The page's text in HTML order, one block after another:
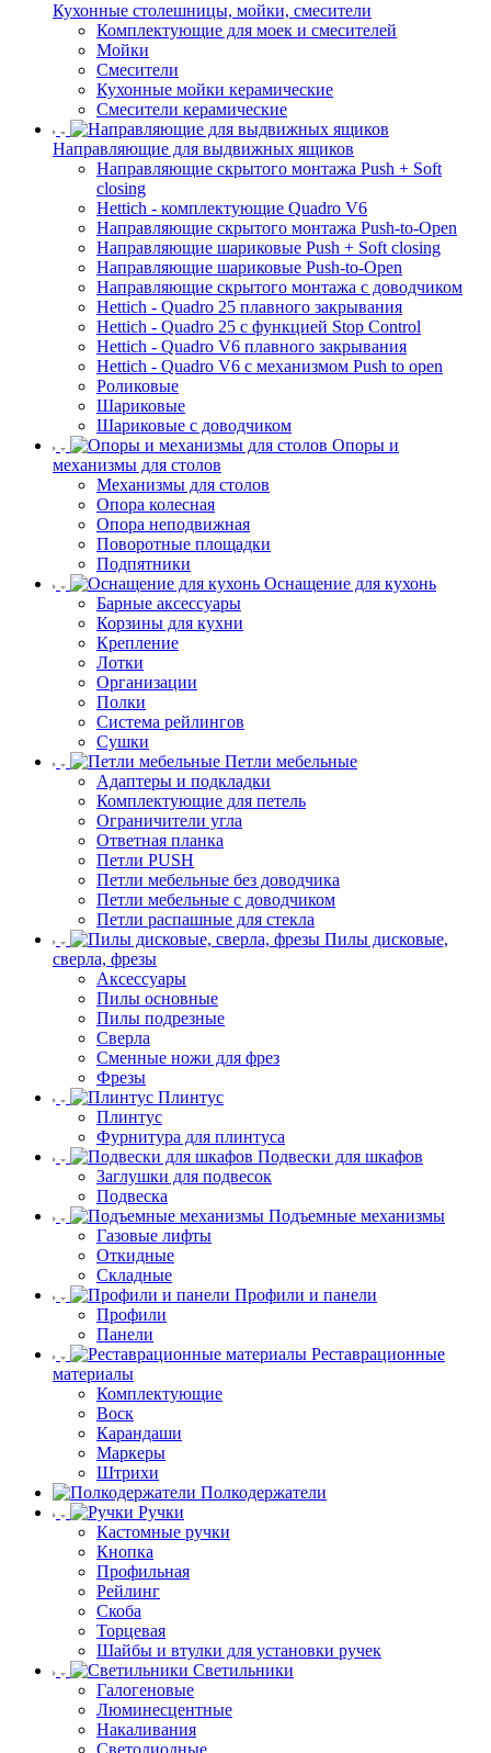
Кухонные столешницы, мойки, смесители
Комплектующие для моек и смесителей
Мойки
Смесители
Кухонные мойки керамические
Смесители керамические
Направляющие для выдвижных ящиков
Направляющие скрытого монтажа Push + Soft
closing
Hettich - комплектующие Quadro V6
Направляющие скрытого монтажа Push-to-Open
Направляющие шариковые Push + Soft closing
Направляющие шариковые Push-to-Open
Направляющие скрытого монтажа с доводчиком
Hettich - Quadro 25 плавного закрывания
Hettich - Quadro 25 с функцией Stop Control
Hettich - Quadro V6 плавного закрывания
Hettich - Quadro V6 с механизмом Push to open
Роликовые
Шариковые
Шариковые с доводчиком
Опоры и
механизмы для столов
Механизмы для столов
Опора колесная
Опора неподвижная
Поворотные площадки
Подпятники
Оснащение для кухонь
Барные аксессуары
Корзины для кухни
Крепление
Лотки
Организации
Полки
Система рейлингов
Сушки
Петли мебельные
Адаптеры и подкладки
Комплектующие для петель
Ограничители угла
Ответная планка
Петли PUSH
Петли мебельные без доводчика
Петли мебельные с доводчиком
Петли распашные для стекла
Пилы дисковые,
сверла, фрезы
Аксессуары
Пилы основные
Пилы подрезные
Сверла
Сменные ножи для фрез
Фрезы
Плинтус
Плинтус
Фурнитура для плинтуса
Подвески для шкафов
Заглушки для подвесок
Подвеска
Подъемные механизмы
Газовые лифты
Откидные
Складные
Профили и панели
Профили
Панели
Реставрационные
материалы
Комплектующие
Воск
Карандаши
Маркеры
Штрихи
Полкодержатели
Ручки
Кастомные ручки
Кнопка
Профильная
Рейлинг
Скоба
Торцевая
Шайбы и втулки для установки ручек
Светильники
Галогеновые
Люминесцентные
Накаливания
Светодиодные